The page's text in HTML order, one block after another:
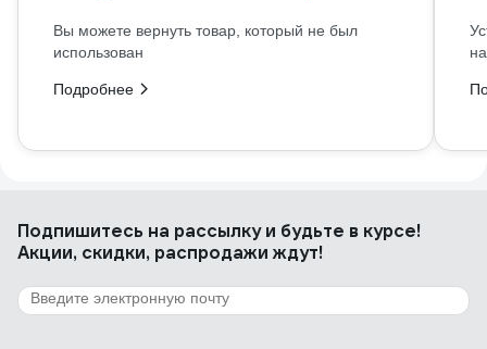
Вы можете вернуть товар, который не был
использован
Подробнее
Подпишитесь на рассылкуи будьте в курсе!
Акции, скидки, распродажи ждут!